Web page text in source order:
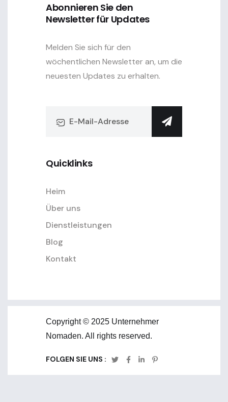
Abonnieren Sie den
Newsletter für Updates
Melden Sie sich für den
wöchentlichen Newsletter an, um die
neuesten Updates zu erhalten.
Quicklinks
Heim
Über uns
Dienstleistungen
Blog
Kontakt
Copyright © 2025 Unternehmer
Nomaden. All rights reserved.
FOLGEN SIE UNS :